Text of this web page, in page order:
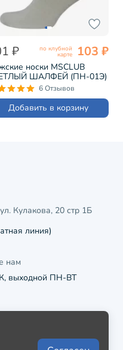
₽ по клубной
карте 103 ₽
носки MSCLUB
ШАЛФЕЙ (ПН-01Э)
6 Отзывов
Добавить в корзину
Кулакова, 20 стр 1Б
линия)
нам
выходной ПН-ВТ